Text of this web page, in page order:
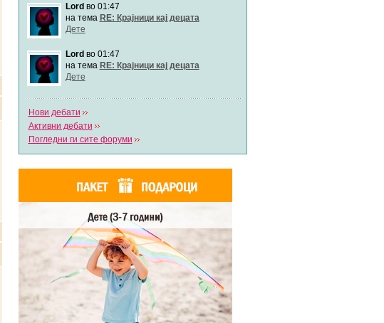
Lord во 01:47
на тема RE: Крајници кај децата
Дете
Lord во 01:47
на тема RE: Крајници кај децата
Дете
Нови дебати
Активни дебати
Погледни ги сите форуми